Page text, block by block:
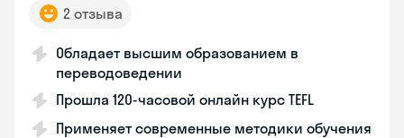
2 отзыва
Обладает высшим образованием в
переводоведении
Прошла 120-часовой онлайн курс TEFL
Применяет современные методики обучения